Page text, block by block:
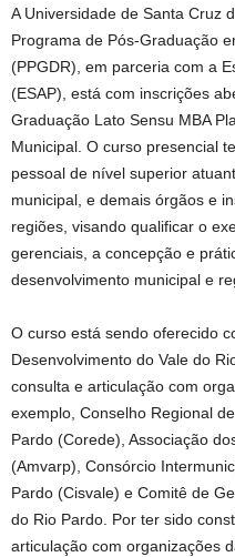
A Universidade de Santa Cruz
Programa de Pós-Graduação
(PPGDR), em parceria com a
(ESAP), está com inscrições
Graduação Lato Sensu MBA
Municipal. O curso presencial
pessoal de nível superior
municipal, e demais órgãos e
regiões, visando qualificar o
gerenciais, a concepção e
desenvolvimento municipal e
O curso está sendo oferecido
Desenvolvimento do Vale do
consulta e articulação com
exemplo, Conselho Regional
Pardo (Corede), Associação
(Amvarp), Consórcio
Pardo (Cisvale) e Comitê de
do Rio Pardo. Por ter sido
articulação com organizações